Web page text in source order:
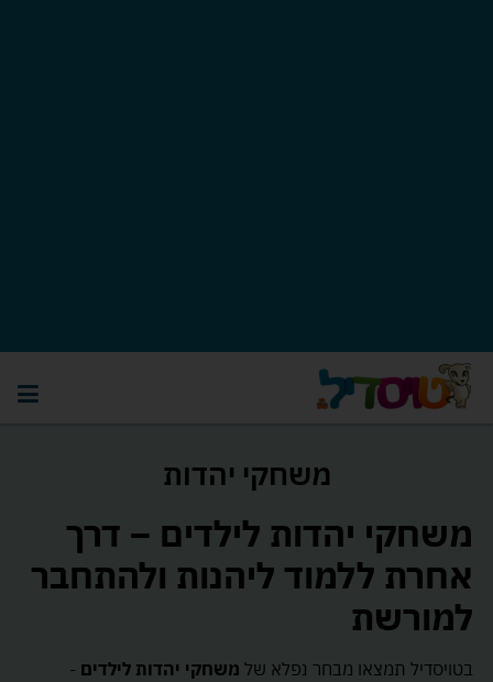
משחקי יהדות
משחקי יהדות לילדים – דרך
אחרת ללמוד ליהנות ולהתחבר
למורשת
בטויסדיל תמצאו מבחר נפלא של משחקי יהדות לילדים -